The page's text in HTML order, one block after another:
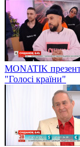
MONATIK
"Голосі країни"